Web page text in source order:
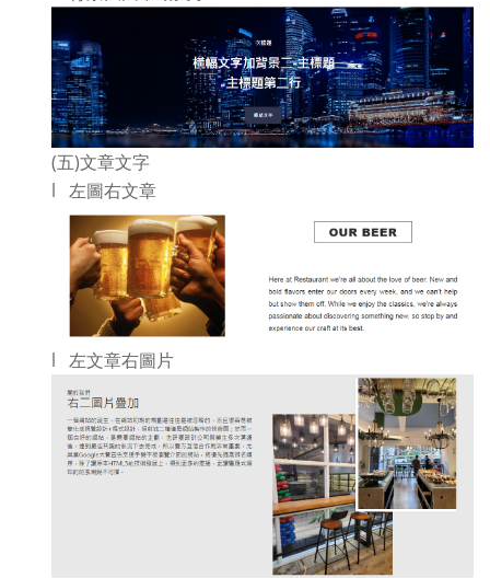
(五)文章文字
l 左圖右文章
l 左文章右圖片